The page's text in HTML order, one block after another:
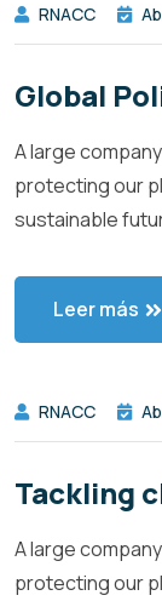
RNACC
Global
A large
protecting our
sustainable
Leer más
RNACC
Tackling
A large
protecting our